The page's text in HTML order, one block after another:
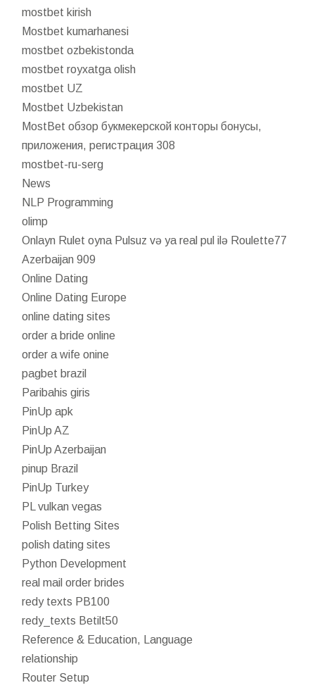
mostbet kirish
Mostbet kumarhanesi
mostbet ozbekistonda
mostbet royxatga olish
mostbet UZ
Mostbet Uzbekistan
MostBet обзор букмекерской конторы бонусы,
приложения, регистрация 308
mostbet-ru-serg
News
NLP Programming
olimp
Onlayn Rulet oyna Pulsuz və ya real pul ilə Roulette77
Azerbaijan 909
Online Dating
Online Dating Europe
online dating sites
order a bride online
order a wife onine
pagbet brazil
Paribahis giris
PinUp apk
PinUp AZ
PinUp Azerbaijan
pinup Brazil
PinUp Turkey
PL vulkan vegas
Polish Betting Sites
polish dating sites
Python Development
real mail order brides
redy texts PB100
redy_texts Betilt50
Reference & Education, Language
relationship
Router Setup